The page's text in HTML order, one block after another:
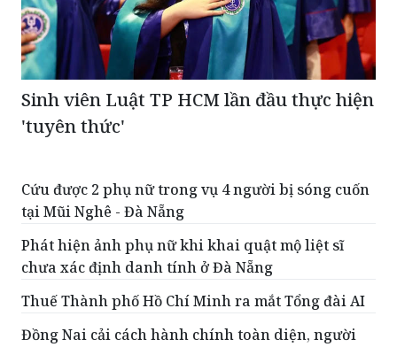
Sinh viên Luật TP HCM lần đầu thực hiện
'tuyên thức'
Cứu được 2 phụ nữ trong vụ 4 người bị sóng cuốn
tại Mũi Nghê - Đà Nẵng
Phát hiện ảnh phụ nữ khi khai quật mộ liệt sĩ
chưa xác định danh tính ở Đà Nẵng
Thuế Thành phố Hồ Chí Minh ra mắt Tổng đài AI
Đồng Nai cải cách hành chính toàn diện, người